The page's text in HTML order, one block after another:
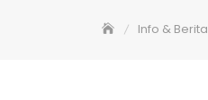
Info & Berita